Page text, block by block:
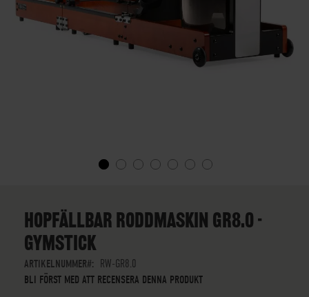
BEGINNING
IMAGES
GALLERY
HOPFÄLLBAR RODDMASKIN GR8.0 -
GYMSTICK
ARTIKELNUMMER
RW-GR8.0
BLI FÖRST MED ATT RECENSERA DENNA PRODUKT